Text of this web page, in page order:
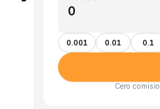
0.001 0.01 0.1
Cero